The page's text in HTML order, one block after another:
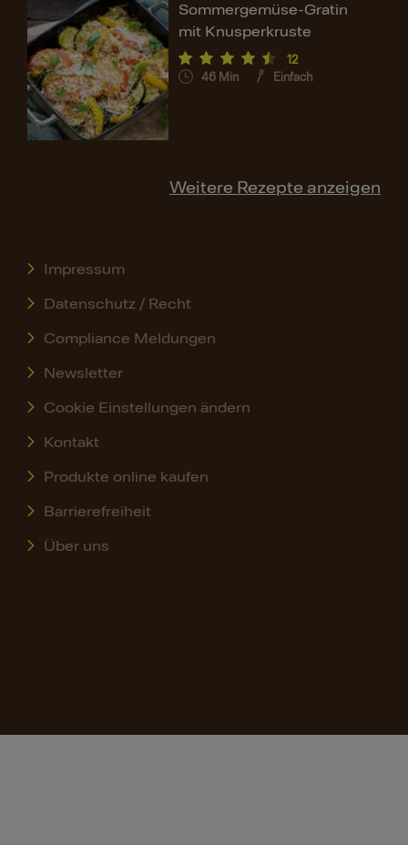
Sommergemüse-Gratin
mit Knusperkruste
12
46 Min Einfach
Weitere Rezepte anzeigen
Impressum
Datenschutz / Recht
Compliance Meldungen
Newsletter
Cookie Einstellungen ändern
Kontakt
Produkte online kaufen
Barrierefreiheit
Über uns